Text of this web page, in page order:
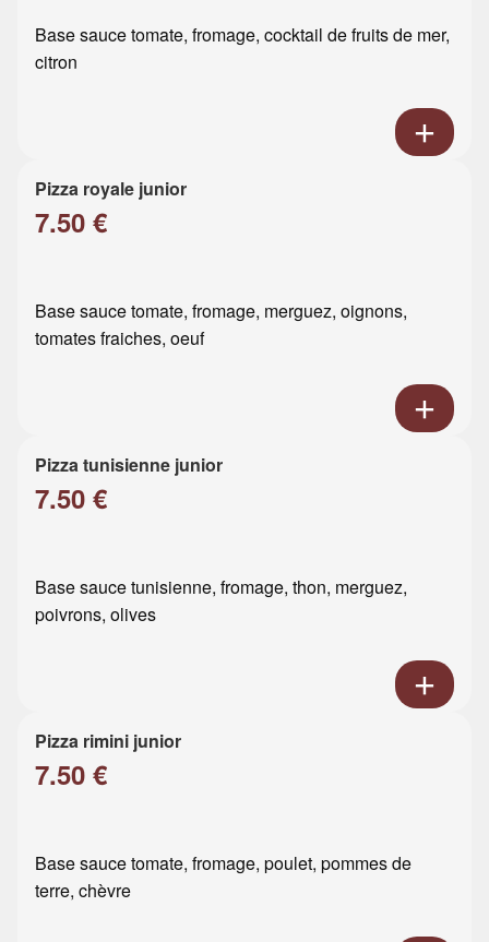
Base sauce tomate, fromage, cocktail de fruits de mer,
citron
Pizza royale junior
7.50 €
Base sauce tomate, fromage, merguez, oignons,
tomates fraiches, oeuf
Pizza tunisienne junior
7.50 €
Base sauce tunisienne, fromage, thon, merguez,
poivrons, olives
Pizza rimini junior
7.50 €
Base sauce tomate, fromage, poulet, pommes de
terre, chèvre